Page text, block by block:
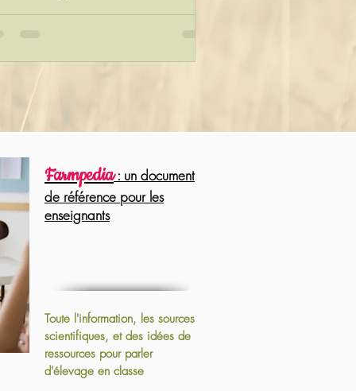
Farmpedia : un document
de référence pour les
enseignants
Toute l'information, les sources
scientifiques, et des idées de
ressources pour parler
d'élevage en classe